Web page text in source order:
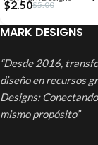
$5.00
$2.50
MARK DESIGNS
“Desde 2016,
diseño en recursos
Designs:
mismo propósito”